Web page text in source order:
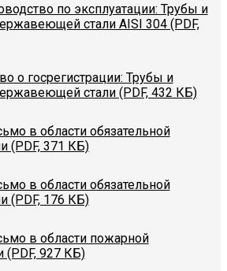
по эксплуатации: Трубы и
стали AISI 304 (PDF,
о госрегистрации: Трубы и
стали (PDF, 432 КБ)
в области обязательной
(PDF, 371 КБ)
в области обязательной
(PDF, 176 КБ)
в области пожарной
(PDF, 927 КБ)